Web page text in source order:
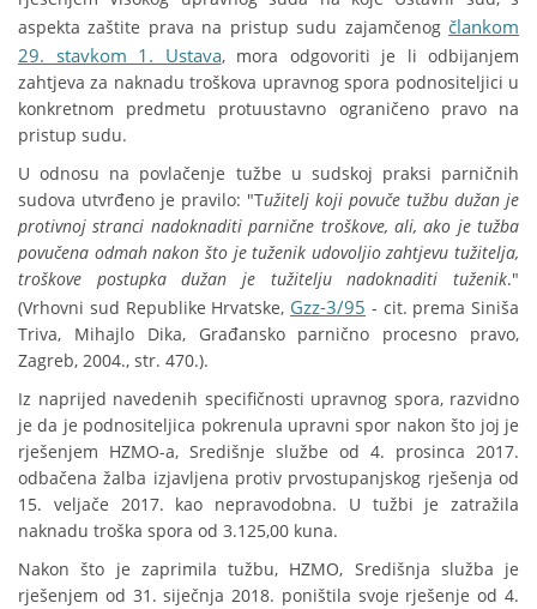
aspekta zaštite prava na pristup sudu zajamčenog člankom
29. stavkom 1. Ustava, mora odgovoriti je li odbijanjem
zahtjeva za naknadu troškova upravnog spora podnositeljici u
konkretnom predmetu protuustavno ograničeno pravo na
pristup sudu.
U odnosu na povlačenje tužbe u sudskoj praksi parničnih
sudova utvrđeno je pravilo: "Tužitelj koji povuče tužbu dužan je
protivnoj stranci nadoknaditi parnične troškove, ali, ako je tužba
povučena odmah nakon što je tuženik udovoljio zahtjevu tužitelja,
troškove postupka dužan je tužitelju nadoknaditi tuženik."
(Vrhovni sud Republike Hrvatske, Gzz-3/95 - cit. prema Siniša
Triva, Mihajlo Dika, Građansko parnično procesno pravo,
Zagreb, 2004., str. 470.).
Iz naprijed navedenih specifičnosti upravnog spora, razvidno
je da je podnositeljica pokrenula upravni spor nakon što joj je
rješenjem HZMO-a, Središnje službe od 4. prosinca 2017.
odbačena žalba izjavljena protiv prvostupanjskog rješenja od
15. veljače 2017. kao nepravodobna. U tužbi je zatražila
naknadu troška spora od 3.125,00 kuna.
Nakon što je zaprimila tužbu, HZMO, Središnja služba je
rješenjem od 31. siječnja 2018. poništila svoje rješenje od 4.